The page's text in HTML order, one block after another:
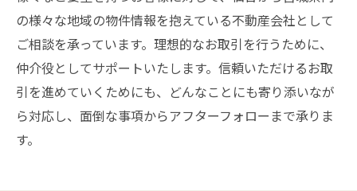
の様々な地域の物件情報を抱えている不動産会社として
ご相談を承っています。理想的なお取引を行うために、
仲介役としてサポートいたします。信頼いただけるお取
引を進めていくためにも、どんなことにも寄り添いなが
ら対応し、面倒な事項からアフターフォローまで承りま
す。